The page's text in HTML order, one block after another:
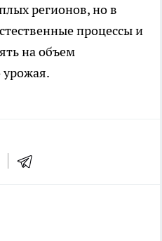
регионов, но в
процессы и
на объем
урожая.